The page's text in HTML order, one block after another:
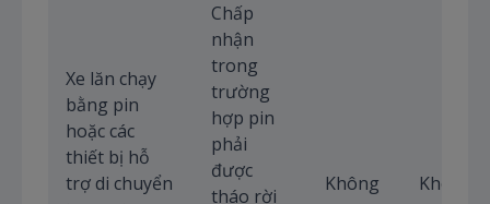
Xe lăn chạy
bằng pin
hoặc các
thiết bị hỗ
trợ di chuyển
Chấp
nhận
trong
trường
hợp pin
phải
được
tháo rời
Không Không